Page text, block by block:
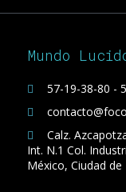
Mundo
57-19-38-80 -
Calz.
Int. N.1 Col.
México, Ciudad de